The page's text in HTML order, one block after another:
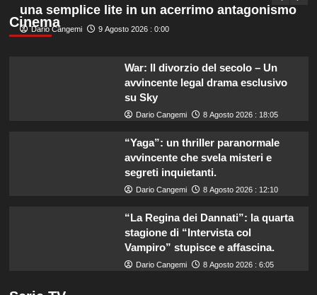
Cinema
una semplice lite in un acerrimo antagonismo
Dario Cangemi 9 Agosto 2026 : 0:00
War: Il divorzio del secolo – Un
avvincente legal drama esclusivo
su Sky
Dario Cangemi 8 Agosto 2026 : 18:05
“Yaga”: un thriller paranormale
avvincente che svela misteri e
segreti inquietanti.
Dario Cangemi 8 Agosto 2026 : 12:10
“La Regina dei Dannati”: la quarta
stagione di “Intervista col
Vampiro” stupisce e affascina.
Dario Cangemi 8 Agosto 2026 : 6:05